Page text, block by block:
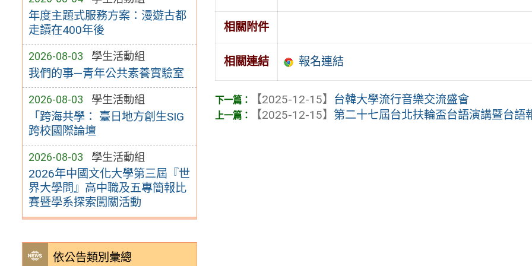
年度主題式服務方案：漫遊古都
走讀在400年後
2026-08-03 學生活動組
我們的事—青年公共素養實驗室
2026-08-03 學生活動組
「跨海共學： 臺日地方創生SIG
跨校國際論壇
2026-08-03 學生活動組
2026年中國文化大學第三屆『世
界大學問』高中職及五專簡報比
賽暨學系探索闖關活動
依公告類別彙總
相關附件
相關連結 報名連結
【2025-12-15】 台韓大學流行音樂交流盛會
【2025-12-15】 第二十七屆台北扶輪盃台語演講暨台語